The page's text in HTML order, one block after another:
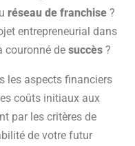
réseau de franchise ?
entrepreneurial dans
couronné de succès ?
les aspects financiers
coûts initiaux aux
par les critères de
de votre futur